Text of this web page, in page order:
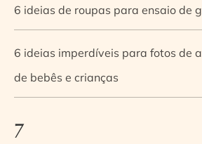
6 ideias de roupas para ensaio de
6 ideias imperdíveis para fotos de
de bebês e crianças
7